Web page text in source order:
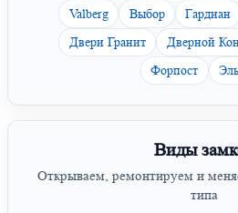
Valberg
Выбор Гардиан
Двери Гранит
Дверной
Форпост
Виды
Открываем, ремонтируем и
типа